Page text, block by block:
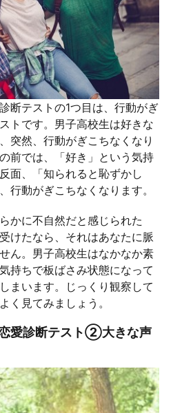
断テストの1つ目は、行動がぎ
トです。男子高校生は好きな
突然、行動がぎこちなくなり
前では、「好き」という気持
面、「知られると恥ずかし
行動がぎこちなくなります。
かに不自然だと感じられた
けたなら、それはあなたに脈
ん。男子高校生はなかなか素
持ちで板ばさみ状態になって
まいます。じっくり観察して
く見てみましょう。
愛診断テスト②大きな声